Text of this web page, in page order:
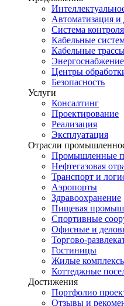
Автоматизация и
Система
Кабельные
Кабельные
Центры
Безопасность
Услуги
Консалтинг
Проектирование
Реализация
Эксплуатация
Отрасли
Промышленные
Нефтегазовая
Транспорт и
Аэропорты
Здравоохранение
Пищевая
Спортивные
Офисные и
Торгово-
Гостиницы
Жилые
Коттеджные
Достижения
Портфолио
Отзывы и